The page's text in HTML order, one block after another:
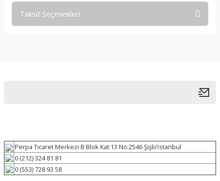
Taksit Seçenekleri
Perpa Ticaret Merkezi B Blok Kat:13 No:2546 Şişli/İstanbul
0 (212) 324 81 81
0 (553) 728 93 58